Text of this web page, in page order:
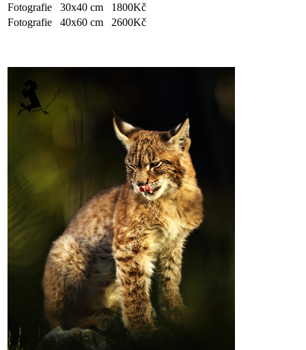
Fotografie 30x40 cm
1800Kč
Fotografie
40x60 cm 2600Kč